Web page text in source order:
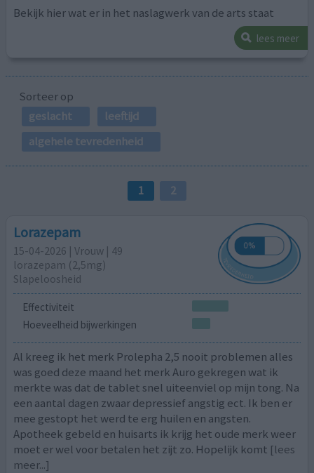
Bekijk hier wat er in het naslagwerk van de arts staat
lees meer
Sorteer op
geslacht
leeftijd
algehele tevredenheid
1 2
Lorazepam
15-04-2026 | Vrouw | 49
lorazepam (2,5mg)
Slapeloosheid
Effectiviteit
Hoeveelheid bijwerkingen
Al kreeg ik het merk Prolepha 2,5 nooit problemen alles
was goed deze maand het merk Auro gekregen wat ik
merkte was dat de tablet snel uiteenviel op mijn tong. Na
een aantal dagen zwaar depressief angstig ect. Ik ben er
mee gestopt het werd te erg huilen en angsten.
Apotheek gebeld en huisarts ik krijg het oude merk weer
moet er wel voor betalen het zijt zo. Hopelijk komt [lees
meer...]